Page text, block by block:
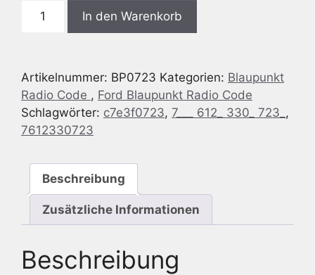
Blaupunkt
HSRNS
-
7
612
723
7612330723
In den Warenkorb
Artikelnummer: BP0723 Kategorien: Blaupunkt
Radio Code , Ford Blaupunkt Radio Code
Schlagwörter: c7e3f0723, 7___ 612_ 330_ 723_ ,
7612330723
Beschreibung
Zusätzliche Informationen
Beschreibung